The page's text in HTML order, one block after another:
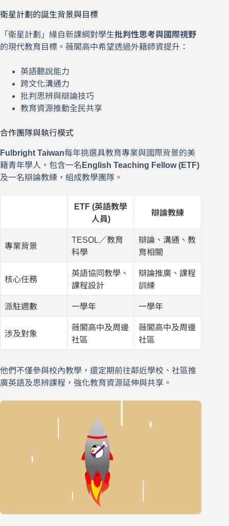
衛星計劃的誕生背景與目標
「衛星計劃」緣自新課綱對學生批判性思考與國際視野
的現代教育目標。薇閣高中希望透過外籍師資提升：
英語聽說能力
跨文化溝通力
批判思辨與辯論技巧
教育資源推動全民共享
合作團隊與執行模式
Fulbright Taiwan每年挑選具教育專業與國際背景的美
籍青年學人，包含一名 English Teaching Fellow (ETF)
及一名辯論教練，組成教學團隊。
ETF (英語教學
人員)
辯論教練
專業背景
TESOL／教育
科學
辯論、溝通、教
育相關
核心任務
英語協同教學、
課程設計
辯論推廣、課程
訓練
派駐週數 一學年 一學年
涉及對象
薇閣高中及周邊
社區
薇閣高中及周邊
社區
他們不僅參與校內教學，還定期前往鄰近學校、社區推
廣英語及思辨課程，強化教育資源延伸與共享。